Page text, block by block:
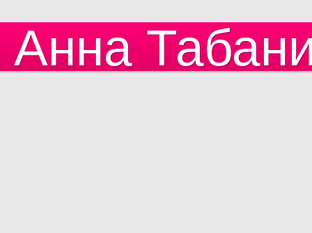
Анна